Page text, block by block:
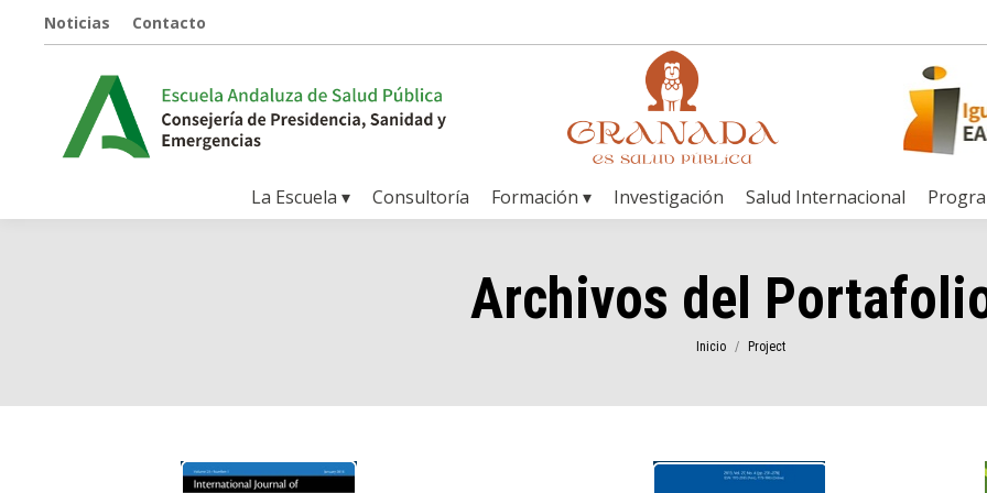
Noticias Contacto
La Escuela ▾ Consultoría Formación ▾ Investigación Salud Internacional
Archivos del
Estás aquí:
Inicio Project